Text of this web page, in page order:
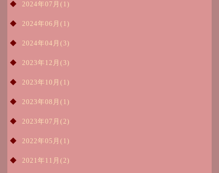
2024年07月(1)
2024年06月(1)
2024年04月(3)
2023年12月(3)
2023年10月(1)
2023年08月(1)
2023年07月(2)
2022年05月(1)
2021年11月(2)